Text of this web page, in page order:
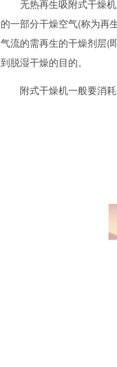
无热再生吸附式干燥
的一部分干燥空气(称为再
气流的需再生的干燥剂层(
到脱湿干燥的目的。
附式干燥机一般要消